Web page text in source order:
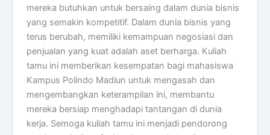
mereka butuhkan untuk bersaing dalam dunia bisnis
yang semakin kompetitif. Dalam dunia bisnis yang
terus berubah, memiliki kemampuan negosiasi dan
penjualan yang kuat adalah aset berharga. Kuliah
tamu ini memberikan kesempatan bagi mahasiswa
Kampus Polindo Madiun untuk mengasah dan
mengembangkan keterampilan ini, membantu
mereka bersiap menghadapi tantangan di dunia
kerja. Semoga kuliah tamu ini menjadi pendorong